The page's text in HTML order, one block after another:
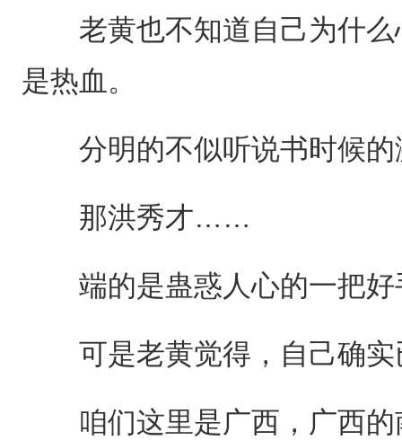
老黄也不知道自己为什么
是热血。
分明的不似听说书时候的
那洪秀才……
端的是蛊惑人心的一把好
可是老黄觉得，自己确实
咱们这里是广西，广西的